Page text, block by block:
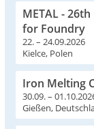
METAL -
for Foundry
22. – 24.09.2026
Kielce, Polen
Iron Melting
30.09. –
Gießen,